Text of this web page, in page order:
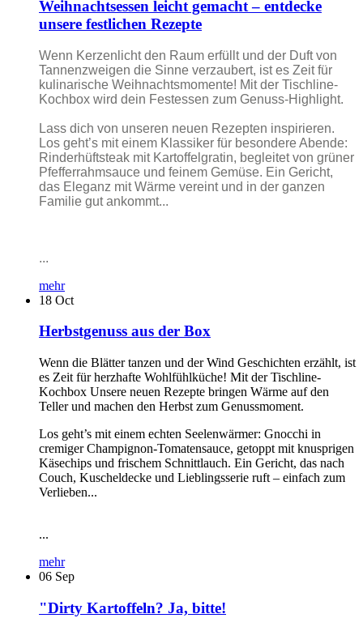
Weihnachtsessen leicht gemacht – entdecke
unsere festlichen Rezepte
Wenn Kerzenlicht den Raum erfüllt und der Duft von
Tannenzweigen die Sinne verzaubert, ist es Zeit für
kulinarische Weihnachtsmomente! Mit der Tischline-
Kochbox wird dein Festessen zum Genuss-Highlight.
Lass dich von unseren neuen Rezepten inspirieren.
Los geht’s mit einem Klassiker für besondere Abende:
Rinderhüftsteak mit Kartoffelgratin, begleitet von grüner
Pfefferrahmsauce und feinem Gemüse. Ein Gericht,
das Eleganz mit Wärme vereint und in der ganzen
Familie gut ankommt...
...
mehr
18 Oct
Herbstgenuss aus der Box
Wenn die Blätter tanzen und der Wind Geschichten erzählt, ist
es Zeit für herzhafte Wohlfühlküche! Mit der Tischline-
Kochbox Unsere neuen Rezepte bringen Wärme auf den
Teller und machen den Herbst zum Genussmoment.
Los geht’s mit einem echten Seelenwärmer: Gnocchi in
cremiger Champignon-Tomatensauce, getoppt mit knusprigen
Käsechips und frischem Schnittlauch. Ein Gericht, das nach
Couch, Kuscheldecke und Lieblingsserie ruft – einfach zum
Verlieben...
...
mehr
06 Sep
"Dirty Kartoffeln? Ja, bitte!